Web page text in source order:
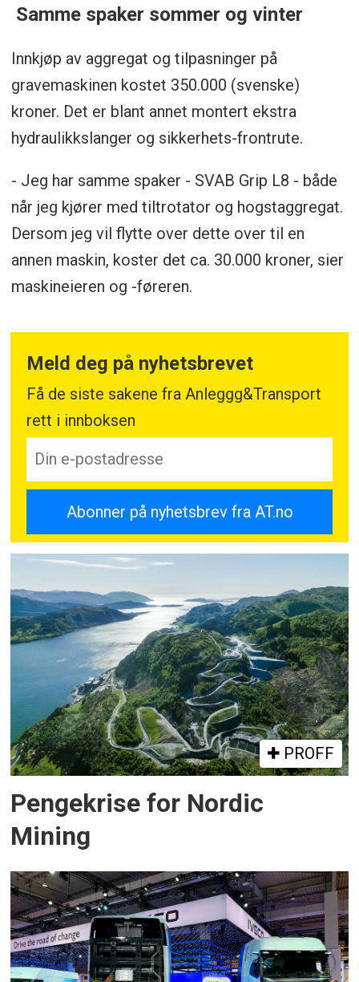
Samme spaker sommer og vinter
Innkjøp av aggregat og tilpasninger på
gravemaskinen kostet 350.000 (svenske)
kroner. Det er blant annet montert ekstra
hydraulikkslanger og sikkerhets-frontrute.
- Jeg har samme spaker - SVAB Grip L8 - både
når jeg kjører med tiltrotator og hogstaggregat.
Dersom jeg vil flytte over dette over til en
annen maskin, koster det ca. 30.000 kroner, sier
maskineieren og -føreren.
Meld deg på nyhetsbrevet
Få de siste sakene fra Anleggg&Transport
rett i innboksen
PROFF
Pengekrise for Nordic
Mining